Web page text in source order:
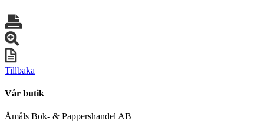
Tillbaka
Vår butik
Åmåls Bok- & Pappershandel AB